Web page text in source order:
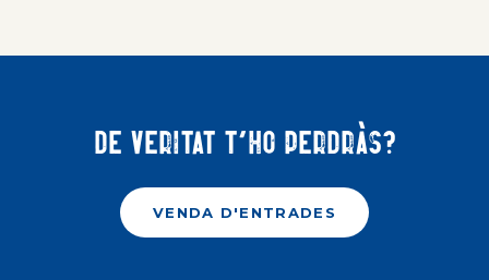
De veritat t'ho perdràs?
VENDA D'ENTRADES